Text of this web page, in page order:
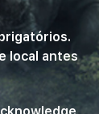
local antes